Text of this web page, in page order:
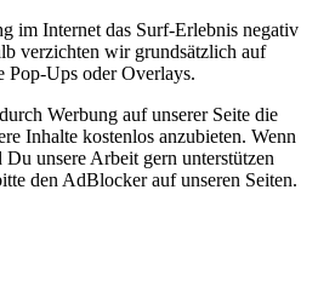
im Internet das Surf-Erlebnis negativ
verzichten wir grundsätzlich auf
Pop-Ups oder Overlays.
Werbung auf unserer Seite die
Inhalte kostenlos anzubieten. Wenn
unsere Arbeit gern unterstützen
den AdBlocker auf unseren Seiten.